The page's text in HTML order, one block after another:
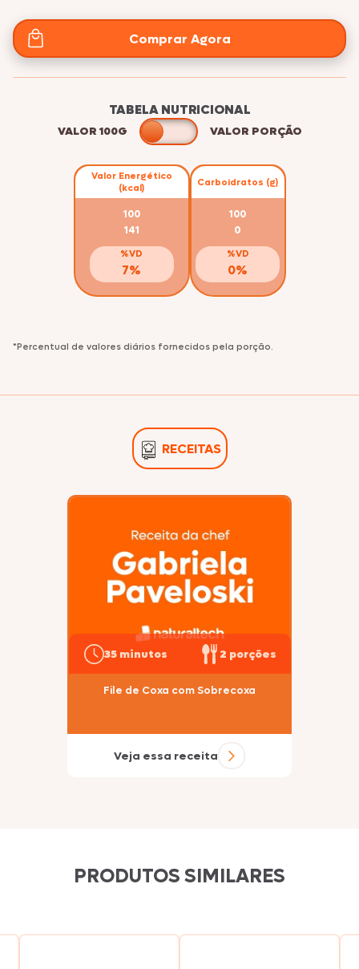
Comprar Agora
TABELA NUTRICIONAL
VALOR 100G VALOR PORÇÃO
Valor Energético
(kcal)
100
141
%VD
7%
Carboidratos (g)
100
0
%VD
0%
*Percentual de valores diários fornecidos pela porção.
RECEITAS
35 minutos 2 porções
File de Coxa com Sobrecoxa
Veja essa receita
PRODUTOS SIMILARES